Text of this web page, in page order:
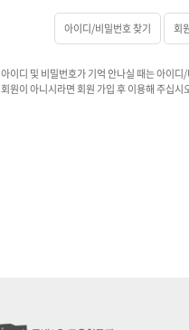
아이디/비밀번호 찾기 회
아이디 및 비밀번호가 기억 안나실 때는 아이
회원이 아니시라면 회원 가입 후 이용해 주십시